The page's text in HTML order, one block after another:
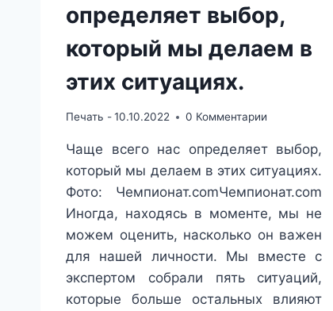
определяет выбор,
который мы делаем в
этих ситуациях.
Печать -10.10.2022 0 Комментарии
Чаще всего нас определяет выбор,
который мы делаем в этих ситуациях.
Фото: Чемпионат.comЧемпионат.com
Иногда, находясь в моменте, мы не
можем оценить, насколько он важен
для нашей личности. Мы вместе с
экспертом собрали пять ситуаций,
которые больше остальных влияют